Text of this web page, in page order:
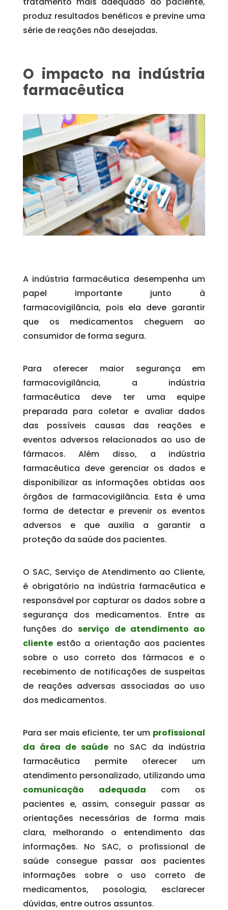
produz resultados benéficos e previne uma
série de reações não desejadas.
O impacto na indústria
farmacêutica
A indústria farmacêutica desempenha um
papel importante junto à
farmacovigilância, pois ela deve garantir
que os medicamentos cheguem ao
consumidor de forma segura.
Para oferecer maior segurança em
farmacovigilância, a indústria
farmacêutica deve ter uma equipe
preparada para coletar e avaliar dados
das possíveis causas das reações e
eventos adversos relacionados ao uso de
fármacos. Além disso, a indústria
farmacêutica deve gerenciar os dados e
disponibilizar as informações obtidas aos
órgãos de farmacovigilância. Esta é uma
forma de detectar e prevenir os eventos
adversos e que auxilia a garantir a
proteção da saúde dos pacientes.
O SAC, Serviço de Atendimento ao Cliente,
é obrigatório na indústria farmacêutica e
responsável por capturar os dados sobre a
segurança dos medicamentos. Entre as
funções doserviço de atendimento ao
clienteestão a orientação aos pacientes
sobre o uso correto dos fármacos e o
recebimento de notificações de suspeitas
de reações adversas associadas ao uso
dos medicamentos.
Para ser mais eficiente, ter um profissional
da área de saúde no SAC da indústria
farmacêutica permite oferecer um
atendimento personalizado, utilizando uma
comunicação adequada com os
pacientes e, assim, conseguir passar as
orientações necessárias de forma mais
clara, melhorando o entendimento das
informações. No SAC, o profissional de
saúde consegue passar aos pacientes
informações sobre o uso correto de
medicamentos, posologia, esclarecer
dúvidas, entre outros assuntos.